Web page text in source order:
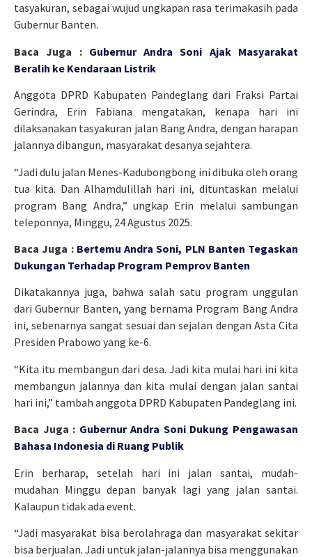
tasyakuran, sebagai wujud ungkapan rasa terimakasih pada
Gubernur Banten.
Baca Juga : Gubernur Andra Soni Ajak Masyarakat
Beralih ke Kendaraan Listrik
Anggota DPRD Kabupaten Pandeglang dari Fraksi Partai
Gerindra, Erin Fabiana mengatakan, kenapa hari ini
dilaksanakan tasyakuran jalan Bang Andra, dengan harapan
jalannya dibangun, masyarakat desanya sejahtera.
“Jadi dulu jalan Menes-Kadubongbong ini dibuka oleh orang
tua kita. Dan Alhamdulillah hari ini, dituntaskan melalui
program Bang Andra,” ungkap Erin melalui sambungan
teleponnya, Minggu, 24 Agustus 2025.
Baca Juga : Bertemu Andra Soni, PLN Banten Tegaskan
Dukungan Terhadap Program Pemprov Banten
Dikatakannya juga, bahwa salah satu program unggulan
dari Gubernur Banten, yang bernama Program Bang Andra
ini, sebenarnya sangat sesuai dan sejalan dengan Asta Cita
Presiden Prabowo yang ke-6.
“Kita itu membangun dari desa. Jadi kita mulai hari ini kita
membangun jalannya dan kita mulai dengan jalan santai
hari ini,” tambah anggota DPRD Kabupaten Pandeglang ini.
Baca Juga : Gubernur Andra Soni Dukung Pengawasan
Bahasa Indonesia di Ruang Publik
Erin berharap, setelah hari ini jalan santai, mudah-
mudahan Minggu depan banyak lagi yang jalan santai.
Kalaupun tidak ada event.
“Jadi masyarakat bisa berolahraga dan masyarakat sekitar
bisa berjualan. Jadi untuk jalan-jalannya bisa menggunakan